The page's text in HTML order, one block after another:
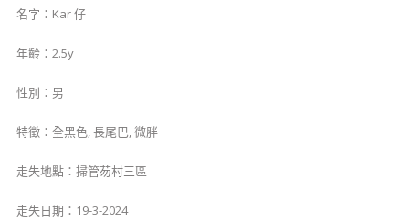
名字：Kar 仔
年齡：2.5y
性別：男
特徵：全黑色, 長尾巴, 微胖
走失地點：掃管芴村三區
走失日期：19-3-2024